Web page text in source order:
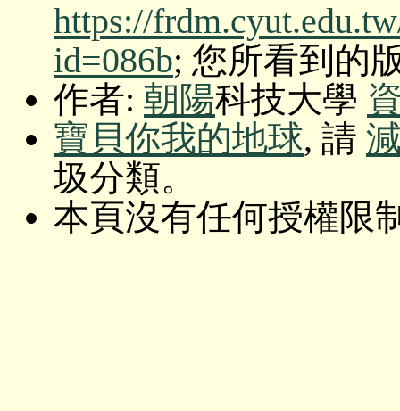
https://
id=086b; 您所看到的
作者: 朝陽科技大學
寶貝你我的地球, 請
圾分類。
本頁沒有任何授權限